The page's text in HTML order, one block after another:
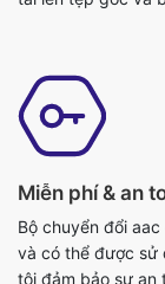
Miễn phí & an
và có thể được sử
tôi đảm bảo sự
bạn. Các tệp
động bị xóa sau